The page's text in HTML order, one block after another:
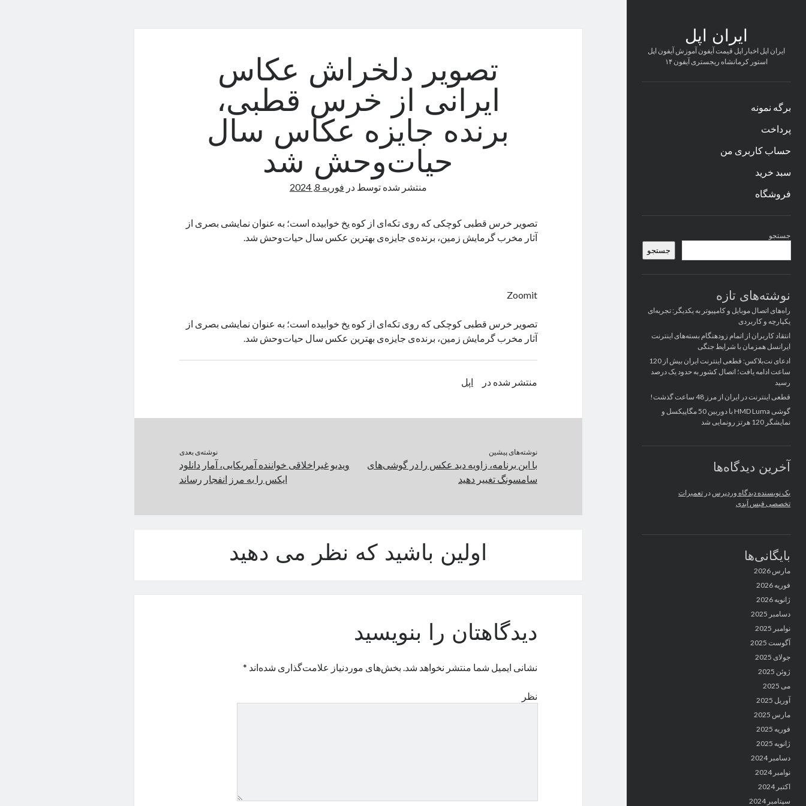
ایران اپل
ایران اپل اخبار اپل قیمت آیفون آموزش آیفون اپل
استور کرمانشاه ریجستری آیفون ۱۴
برگه نمونه
پرداخت
حساب کاربری من
سبد خرید
فروشگاه
کناری
جستجو
جستجو
نوشته‌های تازه
راه‌های اتصال موبایل و کامپیوتر به یکدیگر: تجربه‌ای
یکپارچه و کاربردی
انتقاد کاربران از اتمام زودهنگام بسته‌های اینترنت
ایرانسل همزمان با شرایط جنگی
ادعای نت‌بلاکس: قطعی اینترنت ایران بیش از 120
ساعت ادامه یافت؛ اتصال کشور به حدود یک درصد
رسید
قطعی اینترنت در ایران از مرز 48 ساعت گذشت!
گوشی HMD Luma با دوربین 50 مگاپیکسل و
نمایشگر 120 هرتز رونمایی شد
آخرین دیدگاه‌ها
یک نویسنده دیدگاه وردپرس در تعمیرات
تخصصی فیس آیدی
بایگانی‌ها
مارس 2026
فوریه 2026
ژانویه 2026
دسامبر 2025
نوامبر 2025
آگوست 2025
جولای 2025
ژوئن 2025
می 2025
آوریل 2025
مارس 2025
فوریه 2025
ژانویه 2025
دسامبر 2024
نوامبر 2024
اکتبر 2024
سپتامبر 2024
تصویر دلخراش عکاس
ایرانی از خرس قطبی،
برنده جایزه عکاس سال
حیات‌وحش شد
منتشر شده توسطدر فوریه 8, 2024
تصویر خرس قطبی کوچکی که روی تکه‌ای از کوه یخ خوابیده است؛ به عنوان نمایشی بصری از
آثار مخرب گرمایش زمین، برنده‌ی جایزه‌ی بهترین عکس سال حیات‌وحش شد.
Zoomit
تصویر خرس قطبی کوچکی که روی تکه‌ای از کوه یخ خوابیده است؛ به عنوان نمایشی بصری از
آثار مخرب گرمایش زمین، برنده‌ی جایزه‌ی بهترین عکس سال حیات‌وحش شد.
منتشر شده در اپل
نوشته‌های پیشین
با این برنامه، زاویه دید عکس را در گوشی‌های
سامسونگ تغییر دهید
نوشته‌ی بعدی
ویدیو غیراخلاقی خواننده آمریکایی، آمار دانلود
ایکس را به مرز انفجار رساند
اولین باشید که نظر می دهید
دیدگاهتان را بنویسید
نشانی ایمیل شما منتشر نخواهد شد. بخش‌های موردنیاز علامت‌گذاری شده‌اند *
نظر